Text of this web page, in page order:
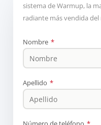
sistema de Warmup, la
radiante más vendida
Nombre *
Apellido *